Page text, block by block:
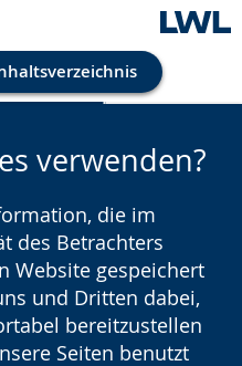
verwenden?
die im
des Betrachters
Website gespeichert
und Dritten dabei,
bereitzustellen
Seiten benutzt